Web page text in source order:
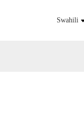
Swahili